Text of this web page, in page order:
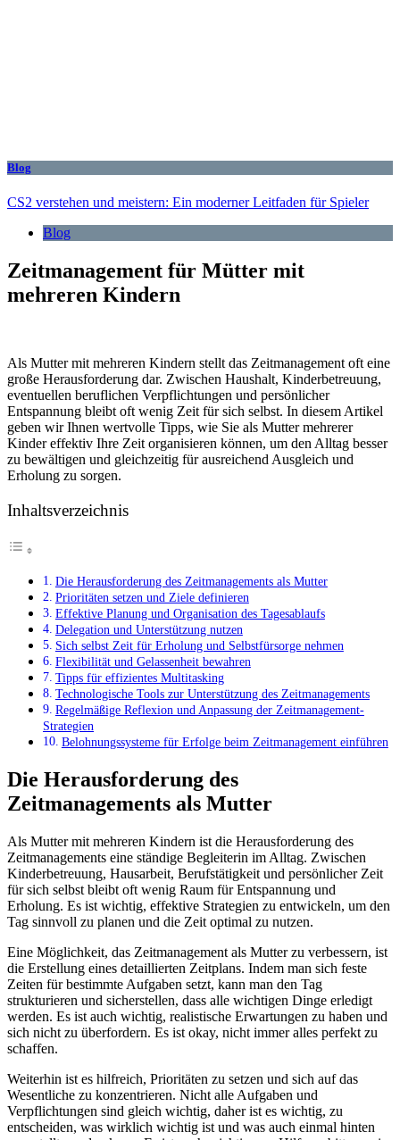
Blog
CS2 verstehen und meistern: Ein moderner Leitfaden für Spieler
Blog
Zeitmanagement für Mütter mit
mehreren Kindern
Als Mutter mit mehreren Kindern stellt das Zeitmanagement oft eine
große Herausforderung dar. Zwischen Haushalt, Kinderbetreuung,
eventuellen beruflichen Verpflichtungen und persönlicher
Entspannung bleibt oft wenig Zeit für sich selbst. In diesem Artikel
geben wir Ihnen wertvolle Tipps, wie Sie als Mutter mehrerer
Kinder effektiv Ihre Zeit organisieren können, um den Alltag besser
zu bewältigen und gleichzeitig für ausreichend Ausgleich und
Erholung zu sorgen.
Inhaltsverzeichnis
Die Herausforderung des Zeitmanagements als Mutter
Prioritäten setzen und Ziele definieren
Effektive Planung und Organisation des Tagesablaufs
Delegation und Unterstützung nutzen
Sich selbst Zeit für Erholung und Selbstfürsorge nehmen
Flexibilität und Gelassenheit bewahren
Tipps für effizientes Multitasking
Technologische Tools zur Unterstützung des Zeitmanagements
Regelmäßige Reflexion und Anpassung der Zeitmanagement-
Strategien
Belohnungssysteme für Erfolge beim Zeitmanagement einführen
Die Herausforderung des
Zeitmanagements als Mutter
Als Mutter mit mehreren Kindern ist die Herausforderung des
Zeitmanagements eine ständige Begleiterin im Alltag. Zwischen
Kinderbetreuung, Hausarbeit, Berufstätigkeit und persönlicher Zeit
für sich selbst bleibt oft wenig Raum für Entspannung und
Erholung. Es ist wichtig, effektive Strategien zu entwickeln, um den
Tag sinnvoll zu planen und die Zeit optimal zu nutzen.
Eine Möglichkeit, das Zeitmanagement als Mutter zu verbessern, ist
die Erstellung eines detaillierten Zeitplans. Indem man sich feste
Zeiten für bestimmte Aufgaben setzt, kann man den Tag
strukturieren und sicherstellen, dass alle wichtigen Dinge erledigt
werden. Es ist auch wichtig, realistische Erwartungen zu haben und
sich nicht zu überfordern. Es ist okay, nicht immer alles perfekt zu
schaffen.
Weiterhin ist es hilfreich, Prioritäten zu setzen und sich auf das
Wesentliche zu konzentrieren. Nicht alle Aufgaben und
Verpflichtungen sind gleich wichtig, daher ist es wichtig, zu
entscheiden, was wirklich wichtig ist und was auch einmal hinten